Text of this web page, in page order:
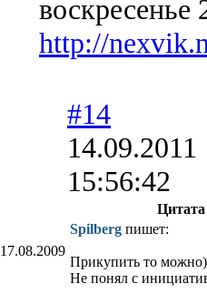
воскресенье
http://
17.08.2009
#14
14.09.2011
15:56:42
Цитата
Spilberg пишет:
Прикупить то
Не понял с